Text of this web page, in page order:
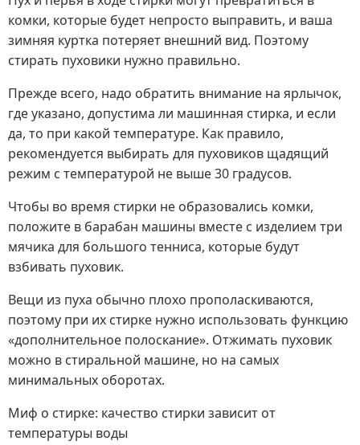
комки, которые будет непросто выправить, и ваша
зимняя куртка потеряет внешний вид. Поэтому
стирать пуховики нужно правильно.
Прежде всего, надо обратить внимание на ярлычок,
где указано, допустима ли машинная стирка, и если
да, то при какой температуре. Как правило,
рекомендуется выбирать для пуховиков щадящий
режим с температурой не выше 30 градусов.
Чтобы во время стирки не образовались комки,
положите в барабан машины вместе с изделием три
мячика для большого тенниса, которые будут
взбивать пуховик.
Вещи из пуха обычно плохо прополаскиваются,
поэтому при их стирке нужно использовать функцию
«дополнительное полоскание». Отжимать пуховик
можно в стиральной машине, но на самых
минимальных оборотах.
Миф о стирке: качество стирки зависит от
температуры воды